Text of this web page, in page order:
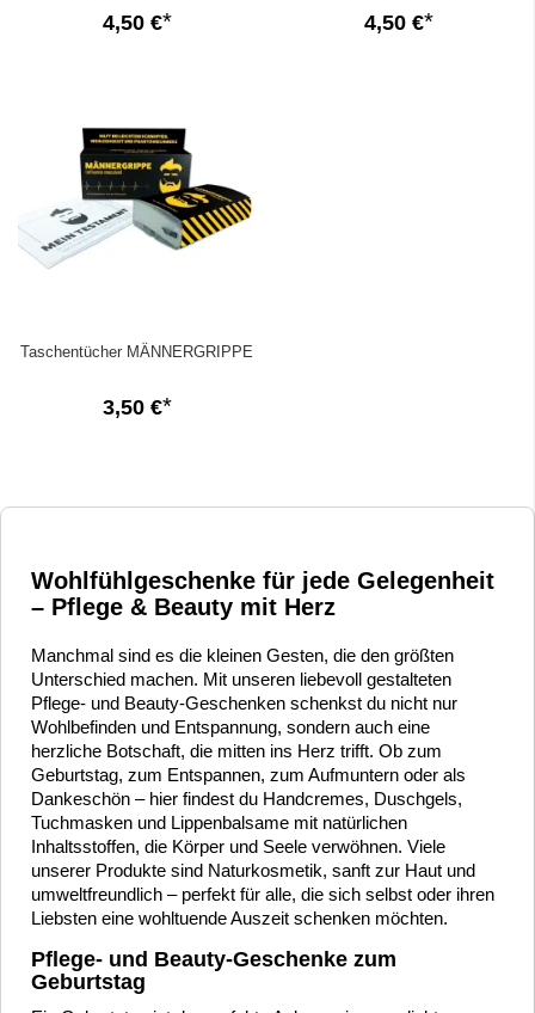
4,50 € 4,50 €
Taschentücher MÄNNERGRIPPE
3,50 €
Wohlfühlgeschenke für jede Gelegenheit
– Pflege & Beauty mit Herz
Manchmal sind es die kleinen Gesten, die den größten
Unterschied machen. Mit unseren liebevoll gestalteten
Pflege- und Beauty-Geschenken schenkst du nicht nur
Wohlbefinden und Entspannung, sondern auch eine
herzliche Botschaft, die mitten ins Herz trifft. Ob zum
Geburtstag, zum Entspannen, zum Aufmuntern oder als
Dankeschön – hier findest du Handcremes, Duschgels,
Tuchmasken und Lippenbalsame mit natürlichen
Inhaltsstoffen, die Körper und Seele verwöhnen. Viele
unserer Produkte sind Naturkosmetik, sanft zur Haut und
umweltfreundlich – perfekt für alle, die sich selbst oder ihren
Liebsten eine wohltuende Auszeit schenken möchten.
Pflege- und Beauty-Geschenke zum
Geburtstag